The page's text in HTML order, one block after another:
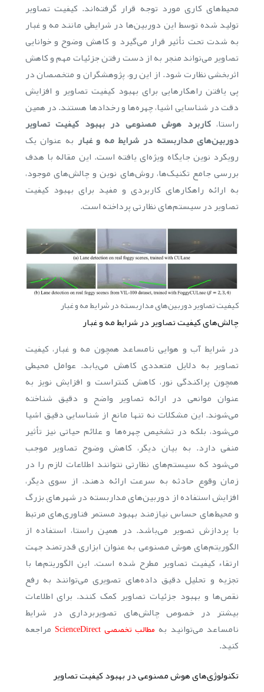
محیط‌های کاری مورد توجه قرار گرفته‌اند. کیفیت تصاویر
تولید شده توسط این دوربین‌ها در شرایطی مانند مه و غبار
به شدت تحت تأثیر قرار می‌گیرد و کاهش وضوح و خوانایی
تصاویر می‌تواند منجر به از دست رفتن جزئیات مهم و کاهش
اثربخشی نظارت شود. از این رو، پژوهشگران و متخصصان در
پی یافتن راهکارهایی برای بهبود کیفیت تصاویر و افزایش
دقت در شناسایی اشیا، چهره‌ها و رخدادها هستند. در همین
راستا،کاربرد هوش مصنوعی در بهبود کیفیت تصاویر
دوربین‌های مداربسته در شرایط مه و غبار به عنوان یک
رویکرد نوین جایگاه ویژه‌ای یافته است. این مقاله با هدف
بررسی جامع تکنیک‌ها، روش‌های نوین و چالش‌های موجود،
به ارائه راهکارهای کاربردی و مفید برای بهبود کیفیت
تصاویر در سیستم‌های نظارتی پرداخته است.
کیفیت تصاویر دوربین‌های مداربسته در شرایط مه و غبار
چالش‌های کیفیت تصاویر در شرایط مه و غبار
در شرایط آب و هوایی نامساعد همچون مه و غبار، کیفیت
تصاویر به دلایل متعددی کاهش می‌یابد. عوامل محیطی
همچون پراکندگی نور، کاهش کنتراست و افزایش نویز به
عنوان موانعی در ارائه تصاویر واضح و دقیق شناخته
می‌شوند. این مشکلات نه تنها مانع از شناسایی دقیق اشیا
می‌شود، بلکه در تشخیص چهره‌ها و علائم حیاتی نیز تأثیر
منفی دارد. به بیان دیگر، کاهش وضوح تصاویر موجب
می‌شود که سیستم‌های نظارتی نتوانند اطلاعات لازم را در
زمان وقوع حادثه به سرعت ارائه دهند. از سوی دیگر،
افزایش استفاده از دوربین‌های مداربسته در شهرهای بزرگ
و محیط‌های حساس نیازمند بهبود مستمر فناوری‌های مرتبط
با پردازش تصویر می‌باشد. در همین راستا، استفاده از
الگوریتم‌های هوش مصنوعی به عنوان ابزاری قدرتمند جهت
ارتقاء کیفیت تصاویر مطرح شده است. این الگوریتم‌ها با
تجزیه و تحلیل دقیق داده‌های تصویری می‌توانند به رفع
نقص‌ها و بهبود جزئیات تصاویر کمک کنند. برای اطلاعات
بیشتر در خصوص چالش‌های تصویربرداری در شرایط
نامساعد می‌توانید به مطالب تخصصی ScienceDirect
مراجعه
کنید.
تکنولوژی‌های هوش مصنوعی در بهبود کیفیت تصاویر